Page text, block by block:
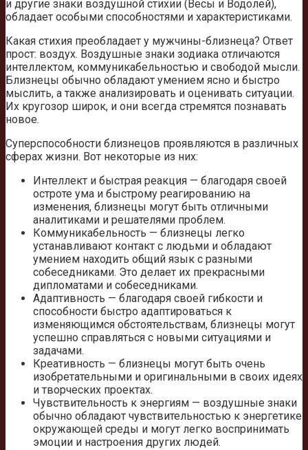
и другие знаки воздушной стихии (Весы и Водолей),
обладает особыми способностями и характеристиками.
Какая стихия преобладает у мужчины-близнеца? Ответ
прост: воздух. Воздушные знаки зодиака отличаются
интеллектом, коммуникабельностью и свободой мысли.
Близнецы обычно обладают умением ясно и быстро
мыслить, а также анализировать и оценивать ситуации.
Их кругозор широк, и они всегда стремятся познавать
новое.
Суперспособности близнецов проявляются в различных
сферах жизни. Вот некоторые из них:
Интеллект и быстрая реакция — благодаря своей
остроте ума и быстрому реагированию на
изменения, близнецы могут быть отличными
аналитиками и решателями проблем.
Коммуникабельность — близнецы легко
устанавливают контакт с людьми и обладают
умением находить общий язык с разными
собеседниками. Это делает их прекрасными
дипломатами и собеседниками.
Адаптивность — благодаря своей гибкости и
способности быстро адаптироваться к
изменяющимся обстоятельствам, близнецы могут
успешно справляться с новыми ситуациями и
задачами.
Креативность — близнецы могут быть очень
изобретательными и оригинальными в своих идеях
и творческих проектах.
Чувствительность к энергиям — воздушные знаки
обычно обладают чувствительностью к энергетике
окружающей среды и могут легко воспринимать
эмоции и настроения других людей.